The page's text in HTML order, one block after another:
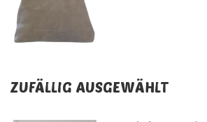
ZUFÄLLIG AUSGEWÄHLT